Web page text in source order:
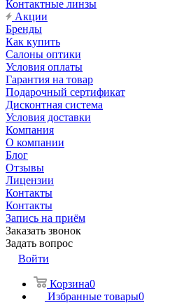
Контактные линзы
Акции
Бренды
Как купить
Салоны оптики
Условия оплаты
Гарантия на товар
Подарочный сертификат
Дисконтная система
Условия доставки
Компания
О компании
Блог
Отзывы
Лицензии
Контакты
Контакты
Запись на приём
Заказать звонок
Задать вопрос
Войти
Корзина0
Избранные товары0